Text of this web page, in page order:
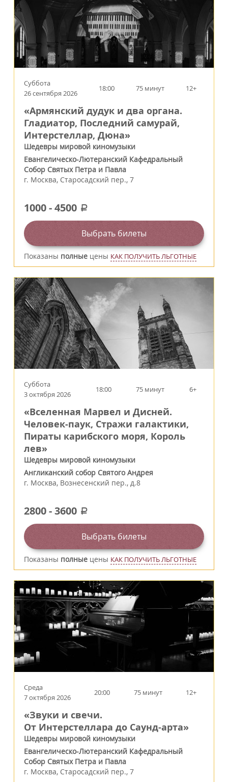
Суббота
26 сентября 2026
18:00 75 минут 12+
«Армянский дудук и два органа.
Гладиатор, Последний самурай,
Интерстеллар, Дюна»
Шедевры мировой киномузыки
Евангелическо-Лютеранский Кафедральный
Собор Святых Петра и Павла
г. Москва, Старосадский пер., 7
1000-4500 a
Выбрать билеты
Показаны полные цены КАК ПОЛУЧИТЬ ЛЬГОТНЫЕ
Суббота
3 октября 2026
18:00 75 минут 6+
«Вселенная Марвел и Дисней.
Человек‑паук, Стражи галактики,
Пираты карибского моря, Король
лев»
Шедевры мировой киномузыки
Англиканский собор Святого Андрея
г. Москва, Вознесенский пер., д.8
2800-3600 a
Выбрать билеты
Показаны полные цены КАК ПОЛУЧИТЬ ЛЬГОТНЫЕ
Среда
7 октября 2026
20:00 75 минут 12+
«Звуки и свечи.
От Интерстеллара до Саунд-арта»
Шедевры мировой киномузыки
Евангелическо-Лютеранский Кафедральный
Собор Святых Петра и Павла
г. Москва, Старосадский пер., 7